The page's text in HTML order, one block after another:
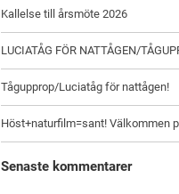
Kallelse till årsmöte 2026
LUCIATÅG FÖR NATTÅGEN/
Tågupprop/Luciatåg för nattågen!
Höst+naturfilm=sant! Välkommen
Senaste kommentarer